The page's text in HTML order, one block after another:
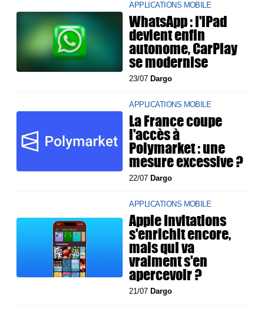
APPLICATIONS MOBILE
WhatsApp : l'iPad
devient enfin
autonome, CarPlay
se modernise
23/07 Dargo
APPLICATIONS MOBILE
La France coupe
l'accès à
Polymarket : une
mesure excessive ?
22/07 Dargo
APPLICATIONS MOBILE
Apple Invitations
s'enrichit encore,
mais qui va
vraiment s'en
apercevoir ?
21/07 Dargo